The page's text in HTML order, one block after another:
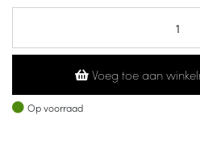
Voeg toe aan
Op voorraad
Op voorraad